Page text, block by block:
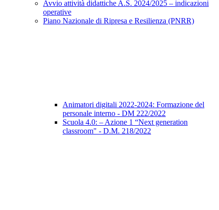
Avvio attività didattiche A.S. 2024/2025 – indicazioni
operative
Piano Nazionale di Ripresa e Resilienza (PNRR)
Animatori digitali 2022-2024: Formazione del
personale interno - DM 222/2022
Scuola 4.0: – Azione 1 “Next generation
classroom" - D.M. 218/2022